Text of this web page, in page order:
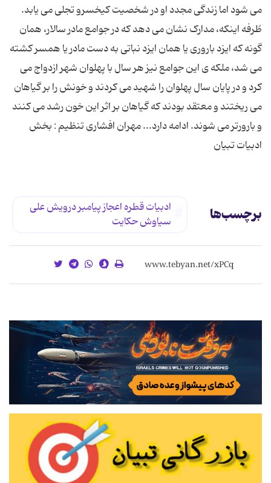
می شود اما زندگی مجدد او در شخصیت کیخسرو تجلی می یابد.
طُرفه اینکه، مدارک نشان می دهد که در جوامع مادر سالار، همان
گونه که ایزد باروری یا همان ایزد نباتی به دست مادر یا همسر کشته
می شد، ملکه ی این جوامع نیز هر سال با پهلوان شهر ازدواج می
کرد و در پایان سال پهلوان را شهید می کردند و خونش را بر گیاهان
می ریختند و معتقد بودند که گیاهان بر اثر این خون رشد می کنند
و بارورتر می شوند. ادامه دارد... مهران افشاری تنظیم : بخش
ادبیات تبیان
برچسب‌ها
ادبیات قطره اعجاز پیامبر درویش علی
سیاوش حکایت